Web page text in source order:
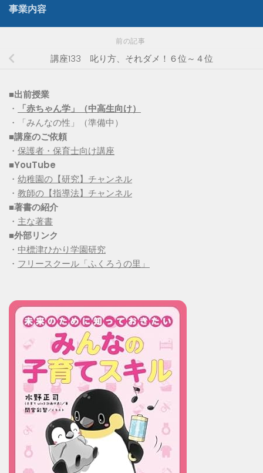
事業内容
前の記事
講座133 叱り方、それダメ！６位～４位
■出前授業
・
「赤ちゃん学」（中高生向け）
・「みんなの性」（準備中）
■講座のご依頼
・ 保護者・保育士向け講座
■YouTube
・ 幼稚園の【研究】チャンネル
・ 教師の【指導法】チャンネル
■著書の紹介
・ 主な著書
■外部リンク
・ 中標津ひかり学園研究
・ フリースクール「ふくろうの里」